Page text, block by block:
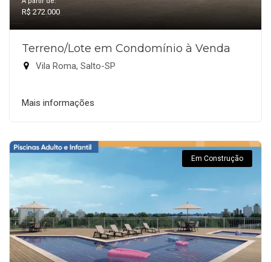
R$ 272.000
Terreno/Lote em Condomínio à Venda
Vila Roma, Salto-SP
Mais informações
Em Construção